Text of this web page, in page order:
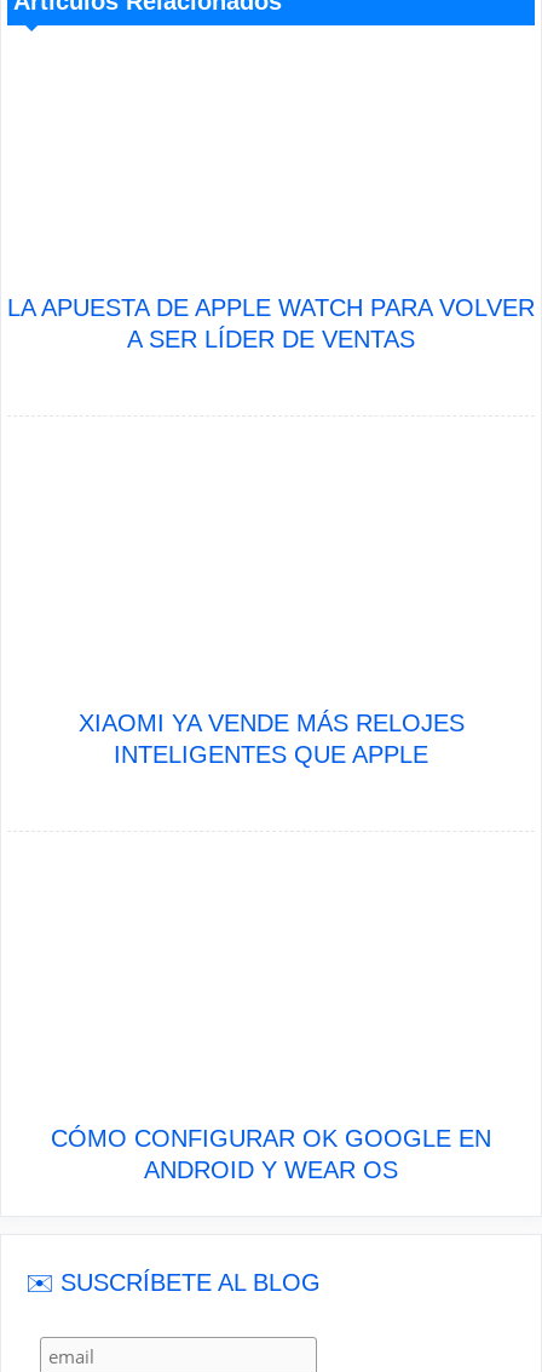
LA APUESTA DE APPLE WATCH PARA VOLVER
A SER LÍDER DE VENTAS
XIAOMI YA VENDE MÁS RELOJES
INTELIGENTES QUE APPLE
CÓMO CONFIGURAR OK GOOGLE EN
ANDROID Y WEAR OS
✉️ SUSCRÍBETE AL BLOG